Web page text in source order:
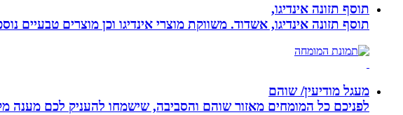
תוסף תזונה אינדיגו,
תוסף תזונה אינדיגו, אשדוד. משווקת מוצרי אינדיגו וכן מוצרים טבעיים
מעגל מודיעין/ שוהם
לפניכם כל המומחים מאזור שוהם והסביבה, שישמחו להעניק לכם מענה